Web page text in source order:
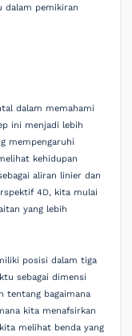
dalam pemikiran
dalam memahami
ini menjadi lebih
mempengaruhi
kehidupan
aliran linier dan
4D, kita mulai
yang lebih
posisi dalam tiga
sebagai dimensi
tentang bagaimana
kita menafsirkan
melihat benda yang